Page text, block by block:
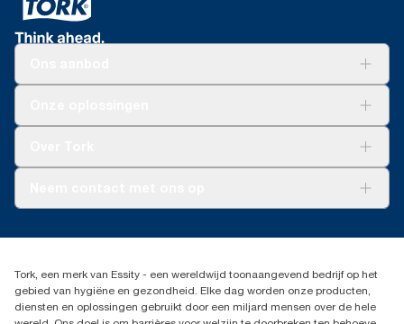
Dispenserklacht
02 766 05 30
Essity Belgium NV
Berkenlaan 8B
1831 MACHELEN
Tork, een merk van Essity - een wereldwijd toonaangevend bedrijf op het
gebied van hygiëne en gezondheid. Elke dag worden onze producten,
diensten en oplossingen gebruikt door een miljard mensen over de hele